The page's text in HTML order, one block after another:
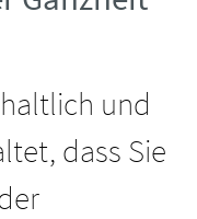
und
dass Sie